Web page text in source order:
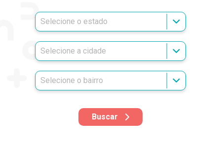
Buscar